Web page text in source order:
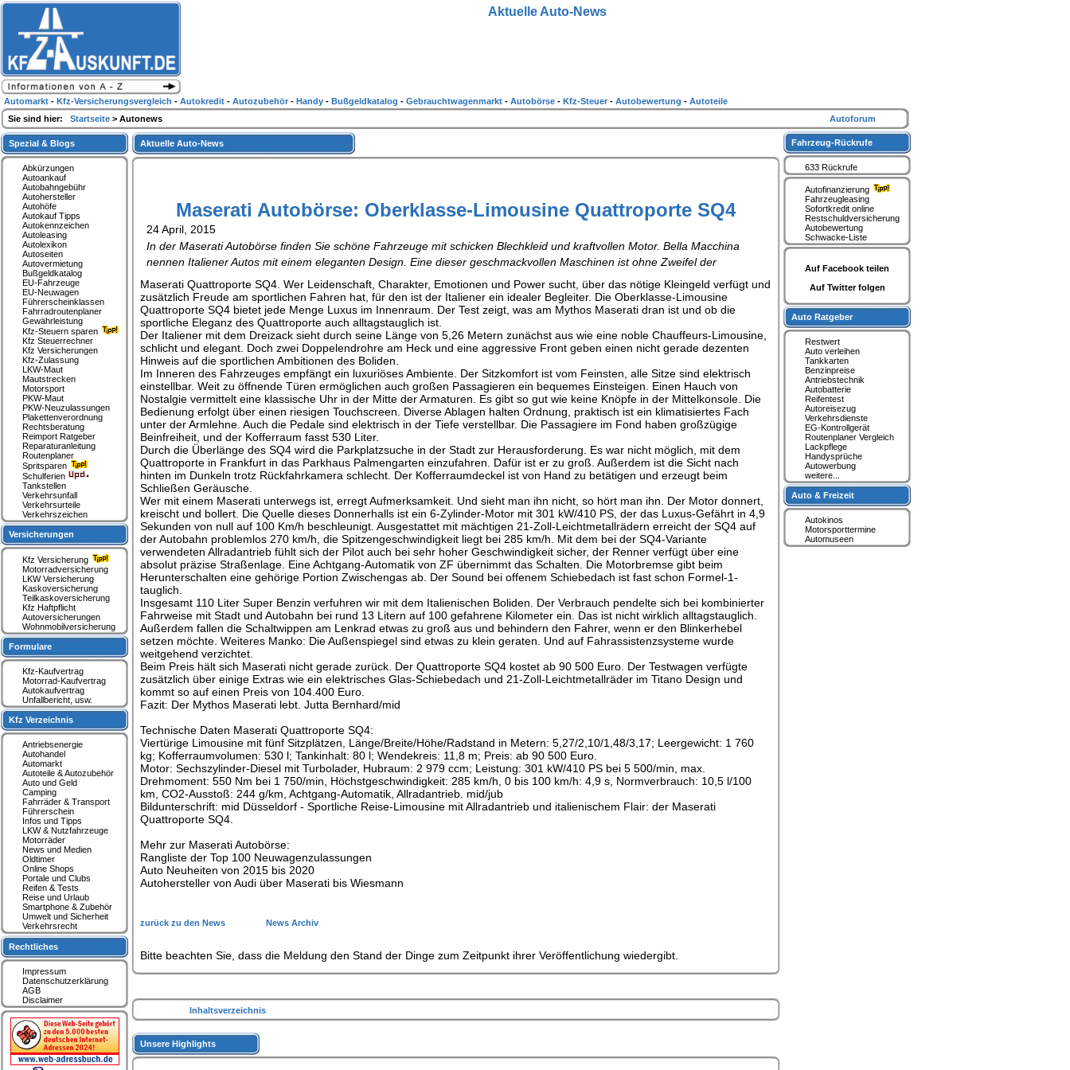
Aktuelle Auto-News
Maserati Autobörse: Oberklasse-Limousine Quattroporte SQ4
24 April, 2015
In der Maserati Autobörse finden Sie schöne Fahrzeuge mit schicken Blechkleid und kraftvollen Motor. Bella Macchina
nennen Italiener Autos mit einem eleganten Design. Eine dieser geschmackvollen Maschinen ist ohne Zweifel der
Maserati Quattroporte SQ4. Wer Leidenschaft, Charakter, Emotionen und Power sucht, über das nötige Kleingeld verfügt und
zusätzlich Freude am sportlichen Fahren hat, für den ist der Italiener ein idealer Begleiter. Die Oberklasse-Limousine
Quattroporte SQ4 bietet jede Menge Luxus im Innenraum. Der Test zeigt, was am Mythos Maserati dran ist und ob die
sportliche Eleganz des Quattroporte auch alltagstauglich ist.
Der Italiener mit dem Dreizack sieht durch seine Länge von 5,26 Metern zunächst aus wie eine noble Chauffeurs-Limousine,
schlicht und elegant. Doch zwei Doppelendrohre am Heck und eine aggressive Front geben einen nicht gerade dezenten
Hinweis auf die sportlichen Ambitionen des Boliden.
Im Inneren des Fahrzeuges empfängt ein luxuriöses Ambiente. Der Sitzkomfort ist vom Feinsten, alle Sitze sind elektrisch
einstellbar. Weit zu öffnende Türen ermöglichen auch großen Passagieren ein bequemes Einsteigen. Einen Hauch von
Nostalgie vermittelt eine klassische Uhr in der Mitte der Armaturen. Es gibt so gut wie keine Knöpfe in der Mittelkonsole. Die
Bedienung erfolgt über einen riesigen Touchscreen. Diverse Ablagen halten Ordnung, praktisch ist ein klimatisiertes Fach
unter der Armlehne. Auch die Pedale sind elektrisch in der Tiefe verstellbar. Die Passagiere im Fond haben großzügige
Beinfreiheit, und der Kofferraum fasst 530 Liter.
Durch die Überlänge des SQ4 wird die Parkplatzsuche in der Stadt zur Herausforderung. Es war nicht möglich, mit dem
Quattroporte in Frankfurt in das Parkhaus Palmengarten einzufahren. Dafür ist er zu groß. Außerdem ist die Sicht nach
hinten im Dunkeln trotz Rückfahrkamera schlecht. Der Kofferraumdeckel ist von Hand zu betätigen und erzeugt beim
Schließen Geräusche.
Wer mit einem Maserati unterwegs ist, erregt Aufmerksamkeit. Und sieht man ihn nicht, so hört man ihn. Der Motor donnert,
kreischt und bollert. Die Quelle dieses Donnerhalls ist ein 6-Zylinder-Motor mit 301 kW/410 PS, der das Luxus-Gefährt in 4,9
Sekunden von null auf 100 Km/h beschleunigt. Ausgestattet mit mächtigen 21-Zoll-Leichtmetallrädern erreicht der SQ4 auf
der Autobahn problemlos 270 km/h, die Spitzengeschwindigkeit liegt bei 285 km/h. Mit dem bei der SQ4-Variante
verwendeten Allradantrieb fühlt sich der Pilot auch bei sehr hoher Geschwindigkeit sicher, der Renner verfügt über eine
absolut präzise Straßenlage. Eine Achtgang-Automatik von ZF übernimmt das Schalten. Die Motorbremse gibt beim
Herunterschalten eine gehörige Portion Zwischengas ab. Der Sound bei offenem Schiebedach ist fast schon Formel-1-
tauglich.
Insgesamt 110 Liter Super Benzin verfuhren wir mit dem Italienischen Boliden. Der Verbrauch pendelte sich bei kombinierter
Fahrweise mit Stadt und Autobahn bei rund 13 Litern auf 100 gefahrene Kilometer ein. Das ist nicht wirklich alltagstauglich.
Außerdem fallen die Schaltwippen am Lenkrad etwas zu groß aus und behindern den Fahrer, wenn er den Blinkerhebel
setzen möchte. Weiteres Manko: Die Außenspiegel sind etwas zu klein geraten. Und auf Fahrassistenzsysteme wurde
weitgehend verzichtet.
Beim Preis hält sich Maserati nicht gerade zurück. Der Quattroporte SQ4 kostet ab 90 500 Euro. Der Testwagen verfügte
zusätzlich über einige Extras wie ein elektrisches Glas-Schiebedach und 21-Zoll-Leichtmetallräder im Titano Design und
kommt so auf einen Preis von 104.400 Euro.
Fazit: Der Mythos Maserati lebt. Jutta Bernhard/mid
Technische Daten Maserati Quattroporte SQ4:
Viertürige Limousine mit fünf Sitzplätzen, Länge/Breite/Höhe/Radstand in Metern: 5,27/2,10/1,48/3,17; Leergewicht: 1 760
kg; Kofferraumvolumen: 530 l; Tankinhalt: 80 l; Wendekreis: 11,8 m; Preis: ab 90 500 Euro.
Motor: Sechszylinder-Diesel mit Turbolader, Hubraum: 2 979 ccm; Leistung: 301 kW/410 PS bei 5 500/min, max.
Drehmoment: 550 Nm bei 1 750/min, Höchstgeschwindigkeit: 285 km/h, 0 bis 100 km/h: 4,9 s, Normverbrauch: 10,5 l/100
km, CO2-Ausstoß: 244 g/km, Achtgang-Automatik, Allradantrieb. mid/jub
Bildunterschrift: mid Düsseldorf - Sportliche Reise-Limousine mit Allradantrieb und italienischem Flair: der Maserati
Quattroporte SQ4.
Mehr zur Maserati Autobörse:
Rangliste der Top 100 Neuwagenzulassungen
Auto Neuheiten von 2015 bis 2020
Autohersteller von Audi über Maserati bis Wiesmann
zurück zu den News News Archiv
Bitte beachten Sie, dass die Meldung den Stand der Dinge zum Zeitpunkt ihrer Veröffentlichung wiedergibt.
Inhaltsverzeichnis
Unsere Highlights
Spezial & Blogs
Abkürzungen
Autoankauf
Autobahngebühr
Autohersteller
Autohöfe
Autokauf Tipps
Autokennzeichen
Autoleasing
Autolexikon
Autoseiten
Autovermietung
Bußgeldkatalog
EU-Fahrzeuge
EU-Neuwagen
Führerscheinklassen
Fahrradroutenplaner
Gewährleistung
Kfz-Steuern sparen
Kfz Steuerrechner
Kfz Versicherungen
Kfz-Zulassung
LKW-Maut
Mautstrecken
Motorsport
PKW-Maut
PKW-Neuzulassungen
Plakettenverordnung
Rechtsberatung
Reimport Ratgeber
Reparaturanleitung
Routenplaner
Spritsparen
Schulferien
Tankstellen
Verkehrsunfall
Verkehrsurteile
Verkehrszeichen
Versicherungen
Kfz Versicherung
Motorradversicherung
LKW Versicherung
Kaskoversicherung
Teilkaskoversicherung
Kfz Haftpflicht
Autoversicherungen
Wohnmobilversicherung
Formulare
Kfz-Kaufvertrag
Motorrad-Kaufvertrag
Autokaufvertrag
Unfallbericht, usw.
Kfz Verzeichnis
Antriebsenergie
Autohandel
Automarkt
Autoteile & Autozubehör
Auto und Geld
Camping
Fahrräder & Transport
Führerschein
Infos und Tipps
LKW & Nutzfahrzeuge
Motorräder
News und Medien
Oldtimer
Online Shops
Portale und Clubs
Reifen & Tests
Reise und Urlaub
Smartphone & Zubehör
Umwelt und Sicherheit
Verkehrsrecht
Rechtliches
Impressum
Datenschutzerklärung
AGB
Disclaimer
Fahrzeug-Rückrufe
633 Rückrufe
Autofinanzierung
Fahrzeugleasing
Sofortkredit online
Restschuldversicherung
Autobewertung
Schwacke-Liste
Auf Facebook teilen
Auf Twitter folgen
Auto Ratgeber
Restwert
Auto verleihen
Tankkarten
Benzinpreise
Antriebstechnik
Autobatterie
Reifentest
Autoreisezug
Verkehrsdienste
EG-Kontrollgerät
Routenplaner Vergleich
Lackpflege
Handysprüche
Autowerbung
weitere...
Auto & Freizeit
Autokinos
Motorsporttermine
Automuseen
Aktuelle Auto-News
Automarkt - Kfz-Versicherungsvergleich - Autokredit - Autozubehör - Handy - Bußgeldkatalog - Gebrauchtwagenmarkt - Autobörse - Kfz-Steuer - Autobewertung - Autoteile
Sie sind hier: Startseite > Autonews Autoforum